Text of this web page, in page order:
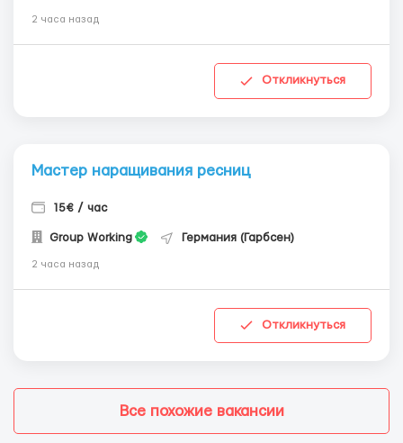
2 часа назад
Откликнуться
Мастер наращивания ресниц
15€ / час
Group Working Германия (Гарбсен)
2 часа назад
Откликнуться
Все похожие вакансии